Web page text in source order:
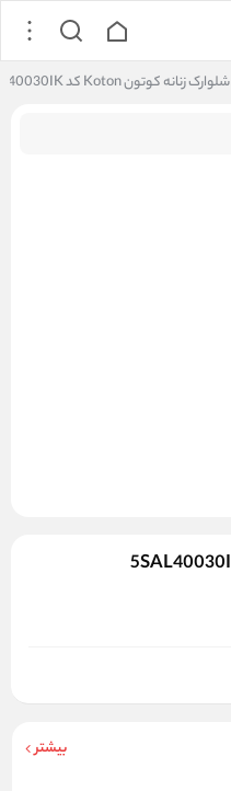
شلوارک زنانه کوتون Koton کد 5SAL40030IK
بیشتر